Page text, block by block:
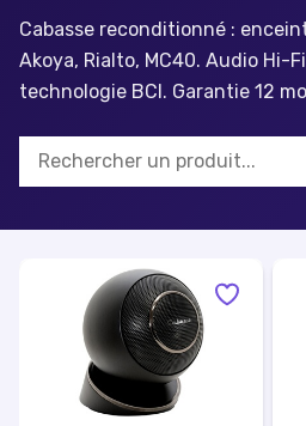
Cabasse reconditionné :
Akoya, Rialto, MC40. Audio Hi-
technologie BCI. Garantie 12